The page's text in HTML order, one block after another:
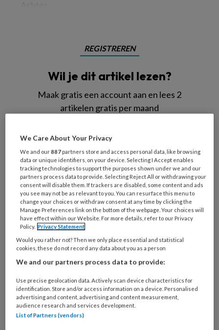
REGISTREREN
Wil je dit artikel lezen?
Maak gratis een account aan en lees 2
artikelen gratis per maand
Wat
is
je
e-
mailadres?
* *
Kies
je
wachtwoord* *
Kies
je
functie *
Bij
welke
organisatie
werk
Untitled
Ontvang 2x per week de
We Care About Your Privacy
We and our887 partners store and access personal data, like browsing
data or unique identifiers, on your device. Selecting I Accept enables
tracking technologies to support the purposes shown under we and our
partners process data to provide. Selecting Reject All or withdrawing your
consent will disable them. If trackers are disabled, some content and ads
you see may not be as relevant to you. You can resurface this menu to
change your choices or withdraw consent at any time by clicking the
Manage Preferences link on the bottom of the webpage. Your choices will
have effect within our Website. For more details, refer to our Privacy
Policy. Privacy Statement
Would you rather not? Then we only place essential and statistical
cookies, these do not record any data about you as a person
We and our partners process data to provide:
Use precise geolocation data. Actively scan device characteristics for
identification. Store and/or access information on a device. Personalised
advertising and content, advertising and content measurement,
audience research and services development.
List of Partners (vendors)